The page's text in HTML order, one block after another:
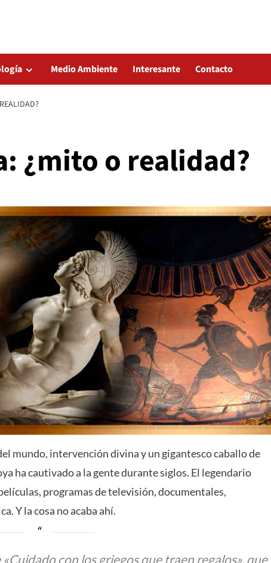
Medio Ambiente Interesante Contacto
¿mito o realidad?
mundo, intervención divina y un gigantesco caballo de
ha cautivado a la gente durante siglos. El legendario
programas de televisión, documentales,
Y la cosa no acaba ahí.
con los griegos que traen regalos», que